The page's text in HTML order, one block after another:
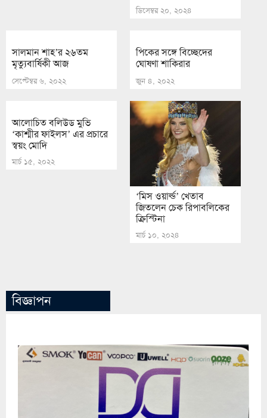
ডিসেম্বর ২০, ২০২৪
সালমান শাহ’র ২৬তম
মৃত্যুবার্ষিকী আজ
সেপ্টেম্বর ৬, ২০২২
পিকের সঙ্গে বিচ্ছেদের
ঘোষণা শাকিরার
জুন ৪, ২০২২
আলোচিত বলিউড মুভি
‘কাশ্মীর ফাইলস’ এর প্রচারে
স্বয়ং মোদি
মার্চ ১৫, ২০২২
‘মিস ওয়ার্ল্ড’ খেতাব
জিতলেন চেক রিপাবলিকের
ক্রিস্টিনা
মার্চ ১০, ২০২৪
বিজ্ঞাপন